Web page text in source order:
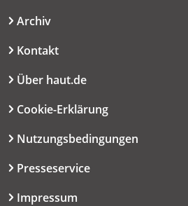
Archiv
Kontakt
Über haut.de
Cookie-Erklärung
Nutzungsbedingungen
Presseservice
Impressum